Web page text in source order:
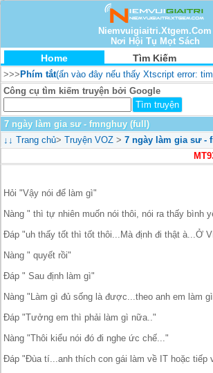
Niemvuigiaitri.Xtgem.Com
Nơi Hội Tụ Mọt Sách
Home Tìm Kiếm
>>>Phím tắt(ấn vào đây nếu thấy Xtscript error:
Công cụ tìm kiếm truyện bởi Google
7 ngày làm gia sư - fmnghuy (full)
↓↓ Trang chủ> Truyện VOZ > 7 ngày làm gia sư -
Hỏi "Vậy nói để làm gì"
Nàng " thì tự nhiên muốn nói thôi, nói ra thấy bình
Đáp "uh thấy tốt thì tốt thôi...Mà định đi thật à...Ở
Nàng " quyết rồi"
Đáp " Sau định làm gì"
Nàng "Làm gì đủ sống là được...theo anh em làm
Đáp "Tưởng em thì phải làm gì nữa.."
Nàng "Thôi kiểu nói đó đi nghe ức chế..."
Đáp "Đùa tí...anh thích con gái làm về IT hoặc tiếp